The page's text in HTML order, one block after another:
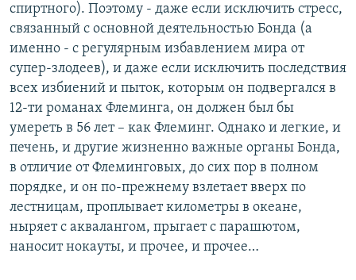
спиртного). Поэтому - даже если исключить стресс,
связанный с основной деятельностью Бонда (а
именно - с регулярным избавлением мира от
супер-злодеев), и даже если исключить последствия
всех избиений и пыток, которым он подвергался в
12-ти романах Флеминга, он должен был бы
умереть в 56 лет – как Флеминг. Однако и легкие, и
печень, и другие жизненно важные органы Бонда,
в отличие от Флеминговых, до сих пор в полном
порядке, и он по-прежнему взлетает вверх по
лестницам, проплывает километры в океане,
ныряет с аквалангом, прыгает с парашютом,
наносит нокауты, и прочее, и прочее…